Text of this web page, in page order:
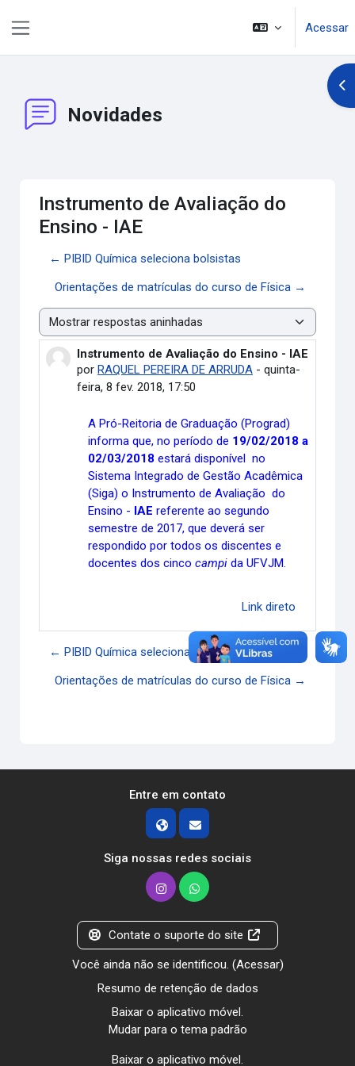
Acessar
Novidades
Instrumento de Avaliação do
Ensino - IAE
← PIBID Química seleciona bolsistas
Orientações de matrículas do curso de Física →
Modo de visualização
Instrumento de Avaliação do Ensino - IAE
por RAQUEL PEREIRA DE ARRUDA- quinta-
feira, 8 fev. 2018, 17:50
Número de respostas: 0
A Pró-Reitoria de Graduação (Prograd)
informa que, no período de 19/02/2018 a
02/03/2018 estará disponível no
Sistema Integrado de Gestão Acadêmica
(Siga) o Instrumento de Avaliação do
Ensino - IAE referente ao segundo
semestre de 2017, que deverá ser
respondido por todos os discentes e
docentes dos cincocampida UFVJM.
Link direto
← PIBID Química seleciona bolsistas
Orientações de matrículas do curso de Física →
Entre em contato
Siga nossas redes sociais
Contate o suporte do site
Você ainda não se identificou. (Acessar)
Resumo de retenção de dados
Baixar o aplicativo móvel.
Mudar para o tema padrão
Baixar o aplicativo móvel.